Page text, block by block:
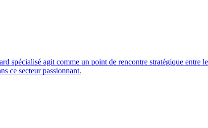
spécialisé agit comme un point de rencontre stratégique entre
ce secteur passionnant.